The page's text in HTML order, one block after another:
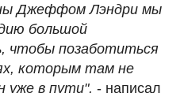
Джеффом Лэндри мы
большой
чтобы позаботиться
которым там не
уже в пути", - написал